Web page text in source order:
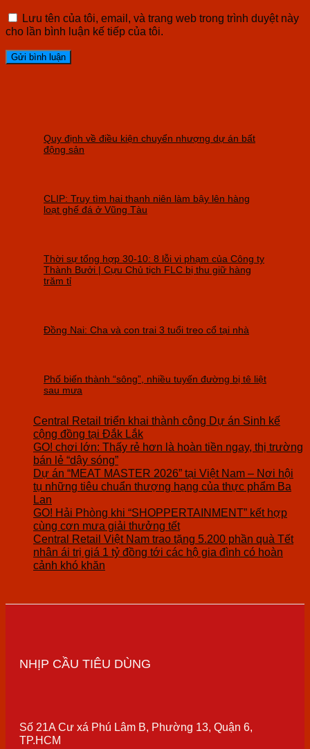
Lưu tên của tôi, email, và trang web trong trình duyệt này
cho lần bình luận kế tiếp của tôi.
Quy định về điều kiện chuyển nhượng dự án bất
động sản
CLIP: Truy tìm hai thanh niên làm bậy lên hàng
loạt ghế đá ở Vũng Tàu
Thời sự tổng hợp 30-10: 8 lỗi vi phạm của Công ty
Thành Bưởi | Cựu Chủ tịch FLC bị thu giữ hàng
trăm tỉ
Đồng Nai: Cha và con trai 3 tuổi treo cổ tại nhà
Phố biến thành “sông”, nhiều tuyến đường bị tê liệt
sau mưa
Central Retail triển khai thành công Dự án Sinh kế
cộng đồng tại Đắk Lắk
GO! chơi lớn: Thấy rẻ hơn là hoàn tiền ngay, thị trường
bán lẻ “dậy sóng”
Dự án “MEAT MASTER 2026” tại Việt Nam – Nơi hội
tụ những tiêu chuẩn thượng hạng của thực phẩm Ba
Lan
GO! Hải Phòng khi “SHOPPERTAINMENT” kết hợp
cùng cơn mưa giải thưởng tết
Central Retail Việt Nam trao tặng 5.200 phần quà Tết
nhân ái trị giá 1 tỷ đồng tới các hộ gia đình có hoàn
cảnh khó khăn
NHỊP CẦU TIÊU DÙNG
Số 21A Cư xá Phú Lâm B, Phường 13, Quận 6,
TP.HCM